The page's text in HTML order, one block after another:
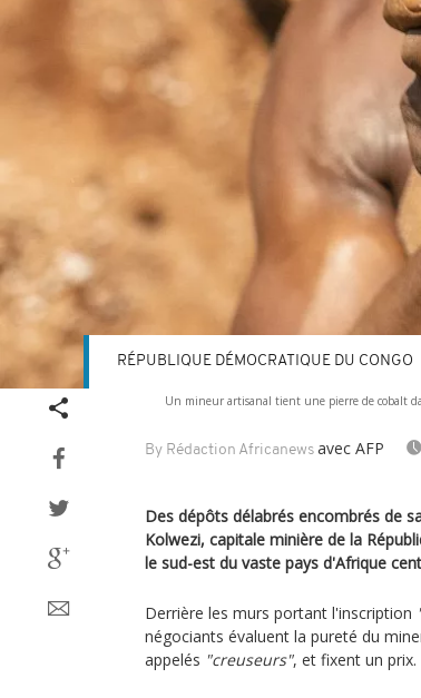
Un mineur artisanal tient une pierre de cobalt
By Rédaction Africanews avec AFP
RÉPUBLIQUE DÉMOCRATIQUE DU CONGO
Des dépôts délabrés encombrés de
Kolwezi, capitale minière de la
le sud-est du vaste pays d'Afrique
Derrière les murs portant l'inscription
négociants évaluent la pureté du
appelés "creuseurs", et fixent un prix.